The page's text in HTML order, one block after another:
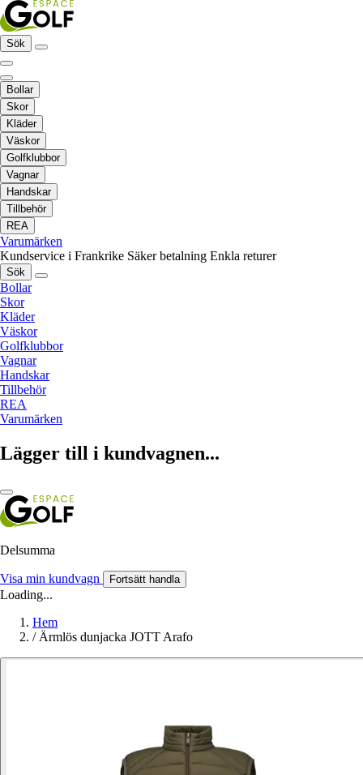
Sök
Bollar
Skor
Kläder
Väskor
Golfklubbor
Vagnar
Handskar
Tillbehör
REA
Varumärken
Kundservice i Frankrike Säker betalning Enkla returer
Sök
Bollar
Skor
Kläder
Väskor
Golfklubbor
Vagnar
Handskar
Tillbehör
REA
Varumärken
Lägger till i kundvagnen...
Delsumma
Visa min kundvagn Fortsätt handla
Loading...
Hem
/ Ärmlös dunjacka JOTT Arafo